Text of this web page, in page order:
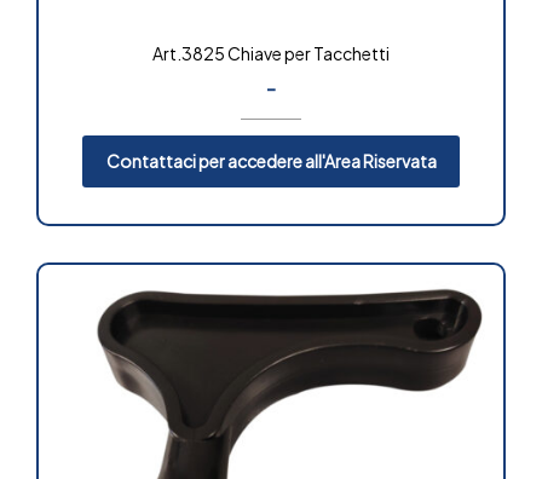
Art.3825 Chiave per Tacchetti
-
Contattaci per accedere all'Area Riservata